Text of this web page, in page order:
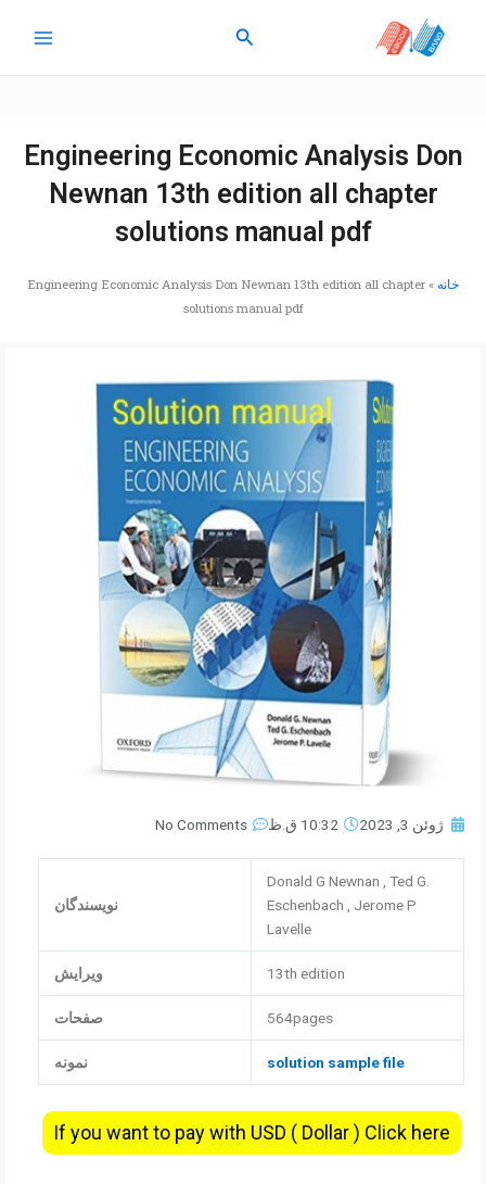
جستجو
Engineering Economic Analysis Don
Newnan 13th edition all chapter
solutions manual pdf
خانه »
Engineering Economic Analysis Don Newnan 13th edition all chapter
solutions manual pdf
ژوئن 3, 2023 10:32 ق.ظ No Comments
Donald G Newnan , Ted G.
Eschenbach , Jerome P
Lavelle
نویسندگان
13th edition ویرایش
564pages صفحات
solution sample file نمونه
If you want to pay with USD ( Dollar ) Click here